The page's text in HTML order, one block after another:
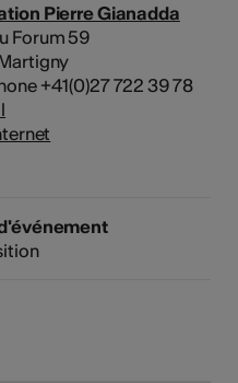
Pierre Gianadda
Forum 59
+41(0)27 722 39 78